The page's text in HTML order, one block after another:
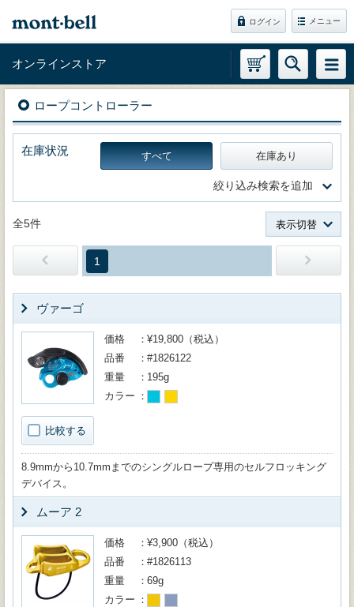
ログイン メニュー
オンラインストア
ロープコントローラー
在庫状況 すべて 在庫あり
絞り込み検索を追加
全5件 表示切替
1
ヴァーゴ
比較する
価格
¥19,800（税込）
品番
#1826122
重量
195g
カラー
8.9mmから10.7mmまでのシングルロープ専用のセルフロッキング
デバイス。
ムーア 2
価格
¥3,900（税込）
品番
#1826113
重量
69g
カラー